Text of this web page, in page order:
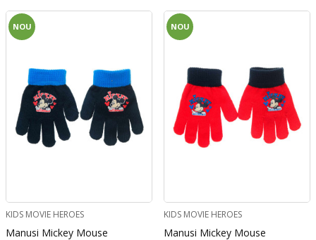
NOU
KIDS MOVIE HEROES
Manusi Mickey Mouse
NOU
KIDS MOVIE HEROES
Manusi Mickey Mouse